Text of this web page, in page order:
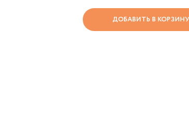
ДОБАВИТЬ В КОРЗИНУ